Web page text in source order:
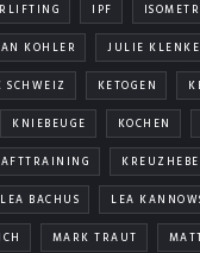
IPF
KOHLER JULIE
SCHWEIZ KETOGEN
KNIEBEUGE KOCHEN
LEA BACHUS LEA
MARK TRAUT